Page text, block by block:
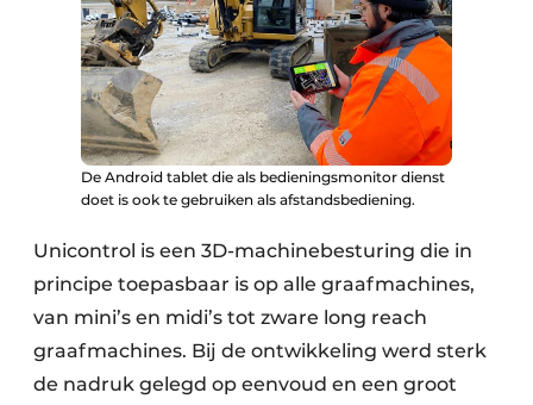
De Android tablet die als bedieningsmonitor dienst
doet is ook te gebruiken als afstandsbediening.
Unicontrol is een 3D-machinebesturing die in
principe toepasbaar is op alle graafmachines,
van mini’s en midi’s tot zware long reach
graafmachines. Bij de ontwikkeling werd sterk
de nadruk gelegd op eenvoud en een groot